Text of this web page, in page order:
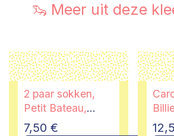
🦦 Meer uit deze
2 paar sokken,
Petit Bateau,
23/26
7,50 €